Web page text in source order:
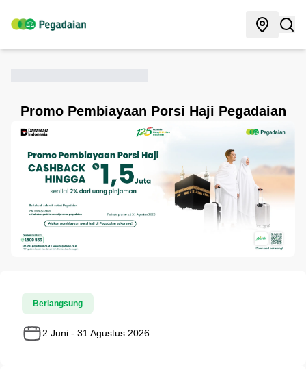
Promo Pembiayaan Porsi Haji Pegadaian
Berlangsung
2 Juni - 31 Agustus 2026